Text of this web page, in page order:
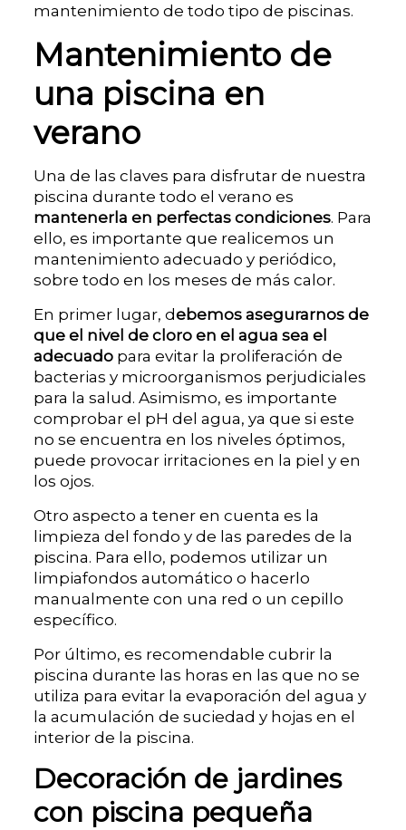
mantenimiento de todo tipo de piscinas.
Mantenimiento de
una piscina en
verano
Una de las claves para disfrutar de nuestra
piscina durante todo el verano es
mantenerla en perfectas condiciones. Para
ello, es importante que realicemos un
mantenimiento adecuado y periódico,
sobre todo en los meses de más calor.
En primer lugar, debemos asegurarnos de
que el nivel de cloro en el agua sea el
adecuadopara evitar la proliferación de
bacterias y microorganismos perjudiciales
para la salud. Asimismo, es importante
comprobar el pH del agua, ya que si este
no se encuentra en los niveles óptimos,
puede provocar irritaciones en la piel y en
los ojos.
Otro aspecto a tener en cuenta es la
limpieza del fondo y de las paredes de la
piscina. Para ello, podemos utilizar un
limpiafondos automático o hacerlo
manualmente con una red o un cepillo
específico.
Por último, es recomendable cubrir la
piscina durante las horas en las que no se
utiliza para evitar la evaporación del agua y
la acumulación de suciedad y hojas en el
interior de la piscina.
Decoración de jardines
con piscina pequeña